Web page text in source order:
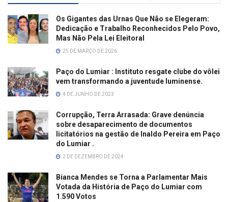
Os Gigantes das Urnas Que Não se Elegeram:
Dedicação e Trabalho Reconhecidos Pelo Povo,
Mas Não Pela Lei Eleitoral
25 DE MARÇO DE 2026
Paço do Lumiar : Instituto resgate clube do vôlei
vem transformando a juventude luminense.
4 DE JUNHO DE 2023
Corrupção, Terra Arrasada: Grave denúncia
sobre desaparecimento de documentos
licitatórios na gestão de Inaldo Pereira em Paço
do Lumiar .
2 DE DEZEMBRO DE 2024
Bianca Mendes se Torna a Parlamentar Mais
Votada da História de Paço do Lumiar com
1.590 Votos